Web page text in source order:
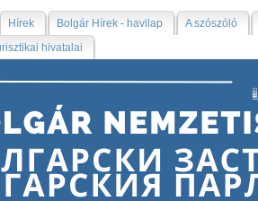
Hírek Bolgár Hírek - havilap
A szószóló
hivatalai